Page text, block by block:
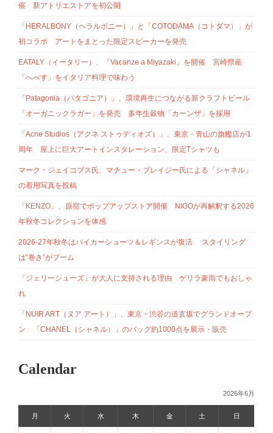
催 新アトリエストアを初公開
「HERALBONY（ヘラルボニー）」と「COTODAMA（コトダマ）」が
初コラボ アートをまとった限定スピーカーを発売
EATALY（イータリー）、「Vacanze a Miyazaki」を開催 宮崎県産
「へべす」をイタリア料理で味わう
「Patagonia（パタゴニア）」、環境再生につながる新クラフトビール
「オーガニックラガー」を発売 多年生穀物「カーンザ」を採用
「Acne Studios（アクネ ストゥディオズ）」、東京・青山の旗艦店が1
周年 屋上に巨大アートインスタレーション、限定Tシャツも
マーク・ジェイコブス氏、マチュー・ブレイジー氏による「シャネル」
の着用写真を投稿
「KENZO」、原宿でポップアップストア開催 NIGOが再解釈する2026
年秋冬コレクションを体感
2026-27年秋冬はバイカーショーツ＆レギンスが復活 スタイリング
は“巻き”がブーム
「ジェリーシューズ」が大人に支持される理由 ゲリラ豪雨でもおしゃ
れ
「NUIR ART（ヌア アート）」、東京・渋谷の道玄坂でグランドオープ
ン 「CHANEL（シャネル）」のバッグ約1000点を展示・販売
Calendar
2026年6月
月 火 水 木 金 土 日